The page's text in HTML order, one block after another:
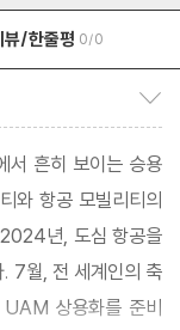
뷰/한줄평 0/0
서 흔히 보이는 승용
와 항공 모빌리티의
년, 도심 항공을
7월, 전 세계인의 축
UAM 상용화를 준비